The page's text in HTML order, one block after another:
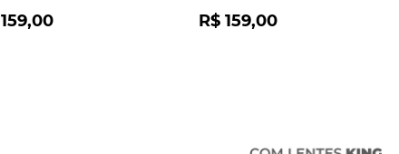
159,00 R$ 159,00